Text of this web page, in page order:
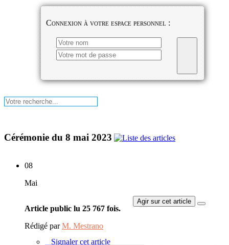
Connexion à votre espace personnel :
Cérémonie du 8 mai 2023
08
Mai
Article public lu 25 767 fois.
Rédigé parM. Mestrano
Agir sur cet article
Signaler cet article